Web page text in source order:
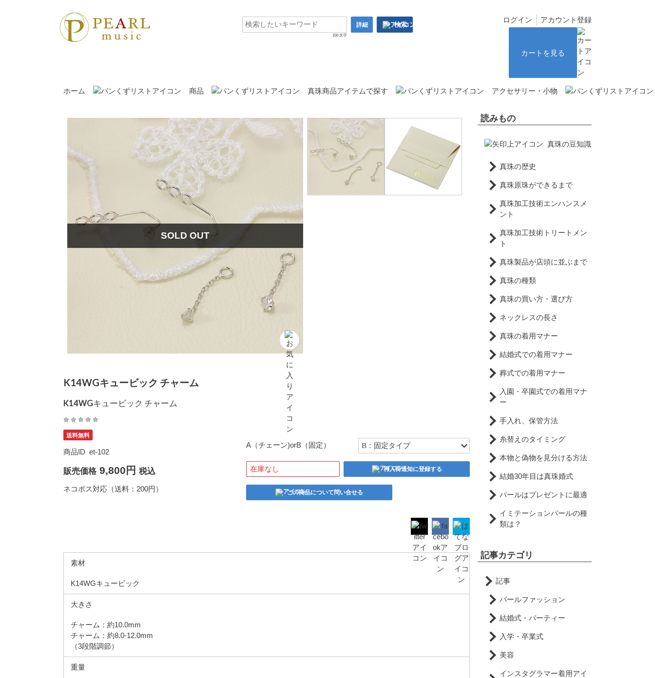
100 文字
詳細 検索
ログイン アカウント登録
カートを見る
ホーム 商品 真珠商品アイテムで探す アクセサリー・小物
SOLD OUT
K14WGキュービック チャーム
K14WGキュービック チャーム
送料無料
商品ID et-102
販売価格 9,800円 税込
ネコポス対応（送料：200円）
A（チェーン)orB（固定）
在庫なし 再入荷通知に登録する
この商品について問い合せる
素材
K14WGキュービック
大きさ
チャーム：約10.0mm
チャーム：約8.0-12.0mm
（3段階調節）
重量
読みもの
真珠の豆知識
真珠の歴史
真珠原珠ができるまで
真珠加工技術エンハンスメ
ント
真珠加工技術トリートメン
ト
真珠製品が店頭に並ぶまで
真珠の種類
真珠の買い方・選び方
ネックレスの長さ
真珠の着用マナー
結婚式での着用マナー
葬式での着用マナー
入園・卒園式での着用マナ
ー
手入れ、保管方法
糸替えのタイミング
本物と偽物を見分ける方法
結婚30年目は真珠婚式
パールはプレゼントに最適
イミテーションパールの種
類は？
記事カテゴリ
記事
パールファッション
結婚式・パーティー
入学・卒業式
美容
インスタグラマー着用アイ